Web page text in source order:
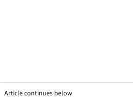
Article continues below